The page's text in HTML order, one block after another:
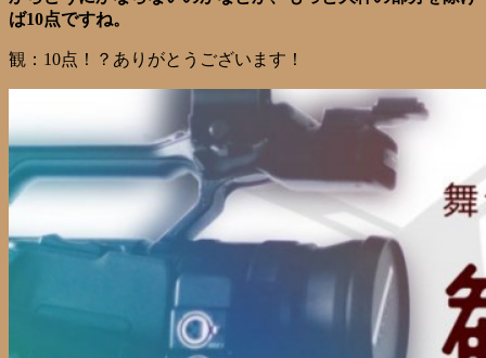
ば10点ですね。
観：10点！？ありがとうございます！